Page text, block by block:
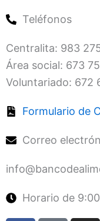
Teléfonos
Centralita: 983
Área social: 673
Voluntariado: 672
Formulario de
Correo
Horario de